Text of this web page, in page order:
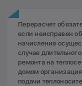
Перерасчет
если неисправен
начисления
случае
ремонта на
домом
подачи